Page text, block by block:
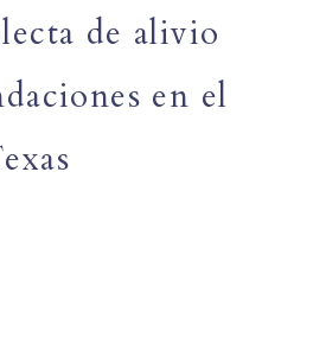
de alivio
en el